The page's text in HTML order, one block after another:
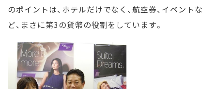
のポイントは、ホテルだけでなく、航空券、イベントな
ど、まさに第3の貨幣の役割をしています。